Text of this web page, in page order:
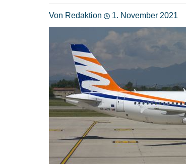
Von Redaktion 1. November 2021